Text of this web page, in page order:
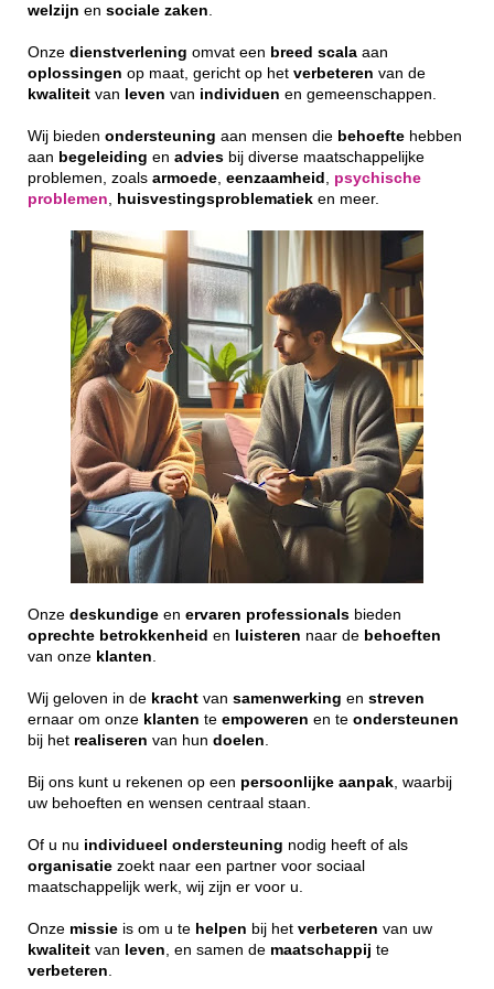
welzijn en sociale zaken
Onze dienstverlening omvat een breed scala aan
oplossingen op maat, gericht op het verbeteren van de
kwaliteit van leven van individuen en gemeenschappen.
Wij bieden ondersteuning aan mensen die behoefte hebben
aan begeleiding en advies bij diverse maatschappelijke
problemen, zoals armoede eenzaamheid
psychische
problemen
huisvestingsproblematiek en meer.
Onze deskundige en ervaren professionals bieden
oprechte betrokkenheid en luisteren naar de behoeften
van onze klanten
Wij geloven in de kracht van samenwerking en streven
ernaar om onze klanten te empoweren en te ondersteunen
bij het realiseren van hun doelen
Bij ons kunt u rekenen op een persoonlijke aanpak , waarbij
uw behoeften en wensen centraal staan.
Of u nu individueel ondersteuning nodig heeft of als
organisatie zoekt naar een partner voor sociaal
maatschappelijk werk, wij zijn er voor u.
Onze missie is om u te helpen bij het verbeteren van uw
kwaliteit van leven , en samen de maatschappij te
verbeteren